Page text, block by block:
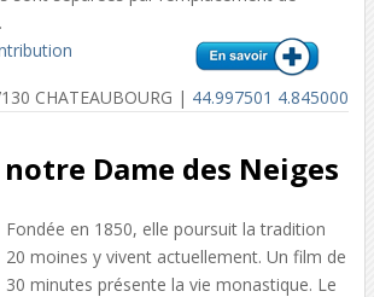
CHATEAUBOURG | 44.997501 4.845000
Dame des Neiges
Fondée en 1850, elle poursuit la tradition
20 moines y vivent actuellement. Un film de
30 minutes présente la vie monastique. Le